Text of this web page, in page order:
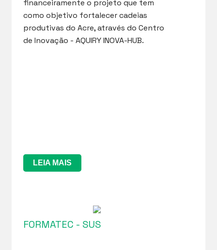
financeiramente o projeto que tem
como objetivo fortalecer cadeias
produtivas do Acre, através do Centro
de Inovação - AQUIRY INOVA-HUB.
LEIA MAIS
FORMATEC - SUS